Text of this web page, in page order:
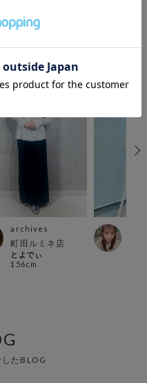
archives
町田ルミネ店
とよでぃ
156cm
たBLOG